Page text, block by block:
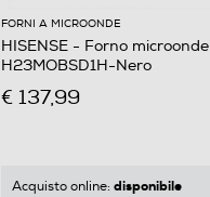
FORNI A MICROONDE
HISENSE - Forno microonde
H23MOBSD1H-Nero
€ 137,99
Acquisto online: disponibile